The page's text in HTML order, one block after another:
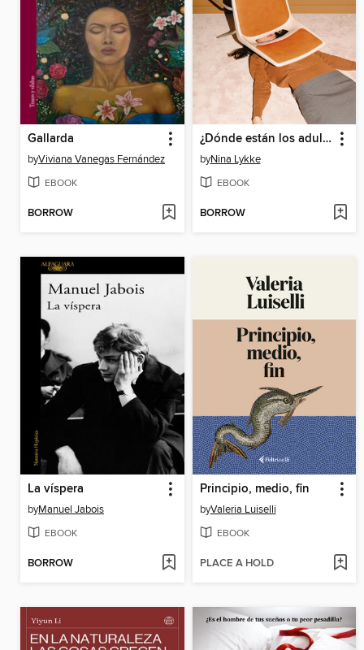
Gallarda
byViviana Vanegas Fernández
EBOOK
BORROW
¿Dónde están los adultos?
byNina Lykke
EBOOK
BORROW
La víspera
byManuel Jabois
EBOOK
BORROW
Principio, medio, fin
byValeria Luiselli
EBOOK
PLACE A HOLD